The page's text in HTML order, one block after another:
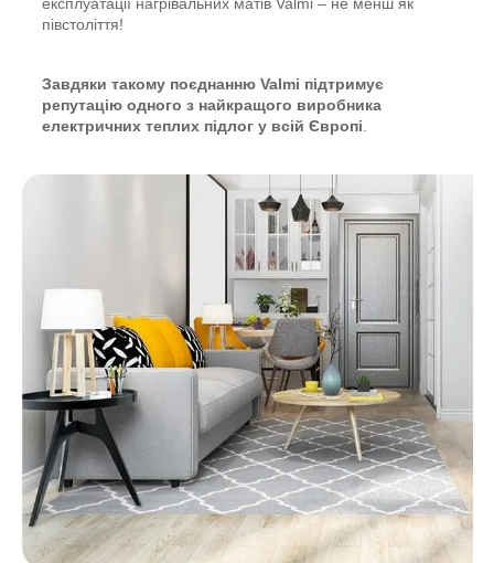
півстоліття!
Завдяки такому поєднанню Valmi підтримує
репутацію одного з найкращого виробника
електричних теплих підлог у всій Європі